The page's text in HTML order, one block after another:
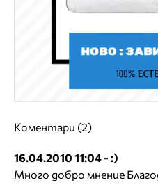
Коментари (2)
16.04.2010 11:04 - :)
Много добро мнение